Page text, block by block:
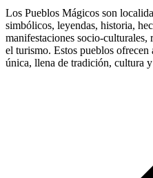
Los Pueblos Mágicos son
simbólicos, leyendas, historia,
manifestaciones socio-culturales,
el turismo. Estos pueblos
única, llena de tradición, cultura